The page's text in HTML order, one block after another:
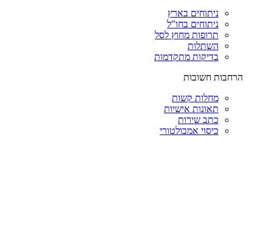
ניתוחים בארץ
ניתוחים בחו"ל
תרופות מחוץ לסל
השתלות
בדיקות מתקדמות
הרחבות חשובות
מחלות קשות
תאונות אישיות
כתב שירות
כיסוי אמבולטורי